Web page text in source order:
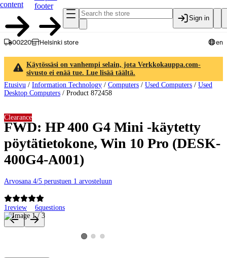
content
footer
Sign in
00220 Helsinki store en
Käytössäsi on vanhempi selain, jota Verkkokauppa.com-
sivusto ei enää tue. Lue lisää täältä.
Etusivu / Information Technology / Computers / Used Computers / Used
Desktop Computers / Product 872458
FWD: HP 400 G4 Mini -käytetty
pöytätietokone, Win 10 Pro (DESK-
400G4-A001)
Arvosana 4/5 perustuen 1 arvosteluun
1review 6questions
Clearance
Product images and videos
View product image 1
View product image 2
View product image 3